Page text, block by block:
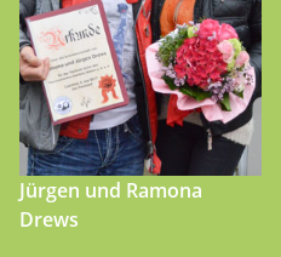
Jürgen und Ramona
Drews